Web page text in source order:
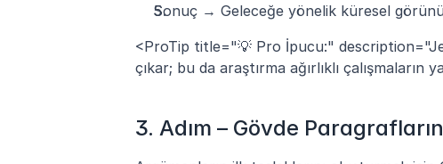
Sonuç → Geleceğe yönelik küresel
<ProTip title="💡 Pro İpucu:"
çıkar; bu da araştırma ağırlıklı çalışmaların
3. Adım – Gövde